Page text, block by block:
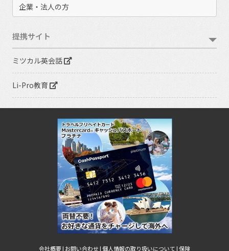
企業・法人の方
提携サイト
ミツカル英会話
Li-Pro教育
会社概要 | お問い合わせ |個人情報の取り扱いについて |保険